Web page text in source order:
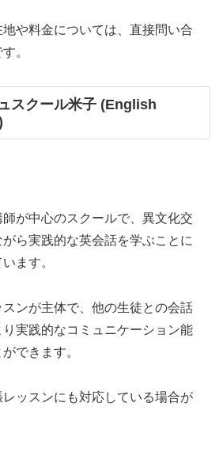
や料金については、直接問い合
。
スクール米子 (English
が中心のスクールで、異文化交
ら実践的な英会話を学ぶことに
ます。
ンが主体で、他の生徒との会話
り実践的なコミュニケーション能
できます。
レッスンにも対応している場合が